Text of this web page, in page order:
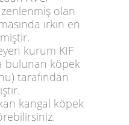
olan
ırkın en
kurum KIF
bulunan köpek
tarafından
kangal köpek